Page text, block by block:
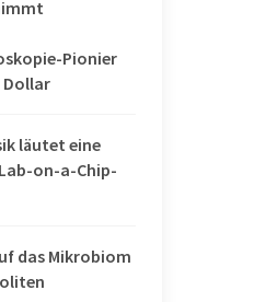
Pionier
Dollar
läutet eine
on-a-Chip-
das Mikrobiom